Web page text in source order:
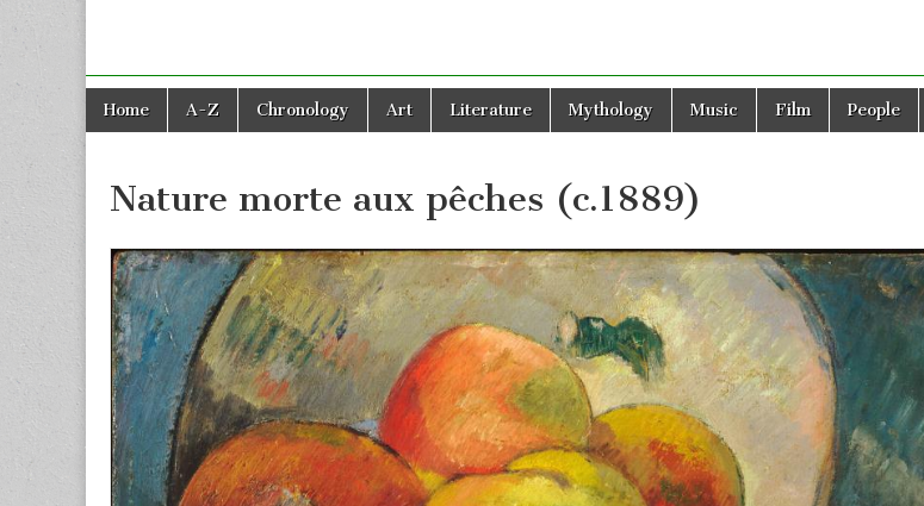
Main
menu
Skip
Home A-Z Chronology Art Literature Mythology Music Film People
Nature morte aux pêches (c.1889)